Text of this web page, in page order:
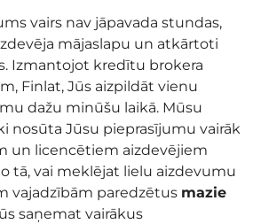
vairs nav jāpavada stundas,
mājaslapu un atkārtoti
Izmantojot kredītu brokera
Finlat, Jūs aizpildāt vienu
dažu minūšu laikā. Mūsu
nosūta Jūsu pieprasījumu vairāk
un licencētiem aizdevējiem
tā, vai meklējat lielu aizdevumu
vajadzībām paredzētus mazie
saņemat vairākus